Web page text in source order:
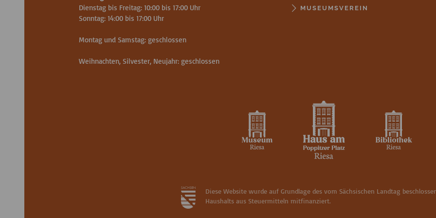
Dienstag bis Freitag: 10:00 bis 17:00 Uhr
Sonntag: 14:00 bis 17:00 Uhr
Montag und Samstag: geschlossen
Weihnachten, Silvester, Neujahr: geschlossen
MUSEUMSVEREIN
Diese Website wurde auf Grundlage des vom Sächsischen Landtag
Haushalts aus Steuermitteln mitfinanziert.